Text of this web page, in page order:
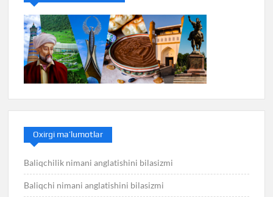
Oxirgi ma’lumotlar
Baliqchilik nimani anglatishini bilasizmi
Baliqchi nimani anglatishini bilasizmi